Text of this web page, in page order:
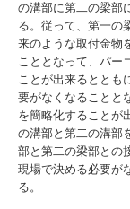
の溝部に第二の梁部
る。従って、第一の
来のような取付金物
こととなって、パー
ことが出来るととも
要がなくなることと
を簡略化することが
の溝部と第二の溝部
部と第二の梁部との
現場で決める必要が
る。